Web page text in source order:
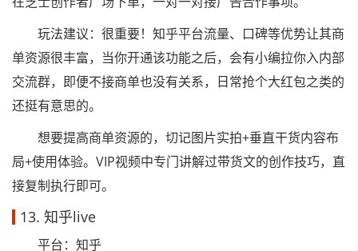
玩法建议：很重要！知乎平台流量、口碑等优势让其商
单资源很丰富，当你开通该功能之后，会有小编拉你入内部
交流群，即便不接商单也没有关系，日常抢个大红包之类的
还挺有意思的。
想要提高商单资源的，切记图片实拍+垂直干货内容布
局+使用体验。VIP视频中专门讲解过带货文的创作技巧，直
接复制执行即可。
13. 知乎live
平台：知乎